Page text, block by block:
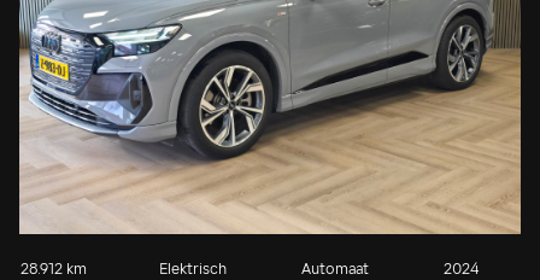
28.912 km Elektrisch Automaat 2024